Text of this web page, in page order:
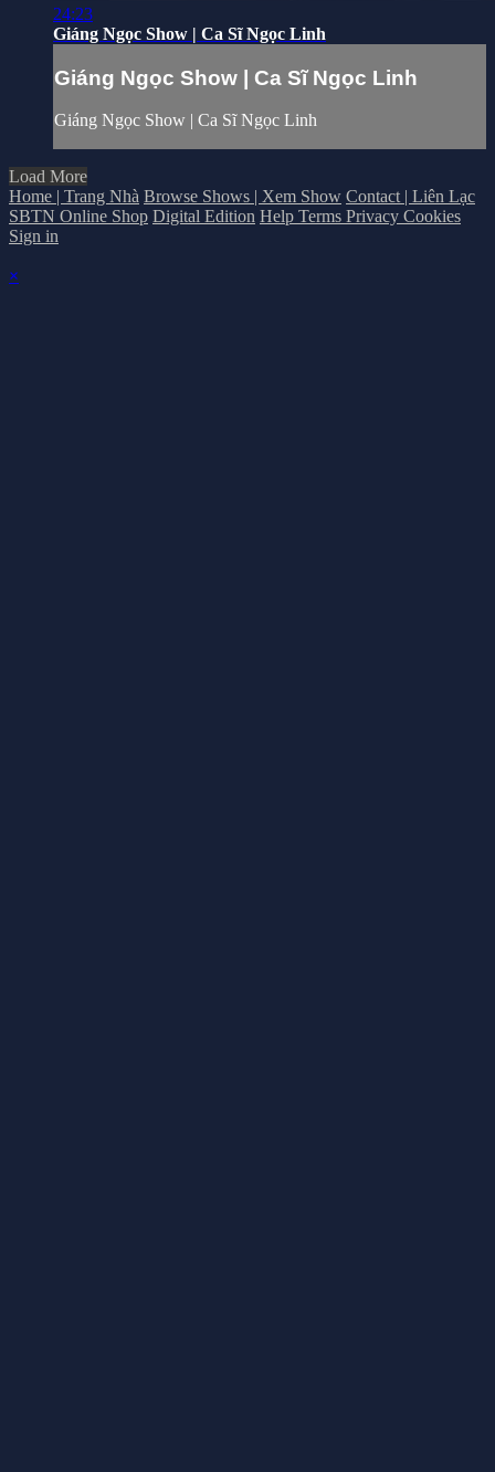
24:23
Giáng Ngọc Show | Ca Sĩ Ngọc Linh
Giáng Ngọc Show | Ca Sĩ Ngọc Linh
Giáng Ngọc Show | Ca Sĩ Ngọc Linh
Load More
Home | Trang Nhà Browse Shows | Xem Show Contact | Liên Lạc
SBTN Online Shop Digital Edition Help Terms Privacy Cookies
Sign in
×